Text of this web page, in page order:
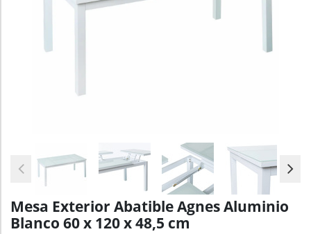
Mesa Exterior Abatible Agnes Aluminio
Blanco 60 x 120 x 48,5 cm